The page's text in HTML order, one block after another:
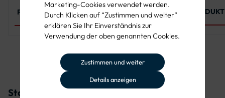
Marketing-Cookies verwendet werden.
Durch Klicken auf “Zustimmen und weiter”
erklären Sie Ihr Einverständnis zur
Verwendung der oben genannten Cookies.
Zustimmen und weiter
Details anzeigen
Projekte
PRODUKT ANSEHEN
M8x25, A2-70, DIN
603
4x
Sechskantmuttern
M8, A4-70, ISO
4032
PRODUKT ANSEHEN
Stahlbänder für Verkehrszeichen 365-50